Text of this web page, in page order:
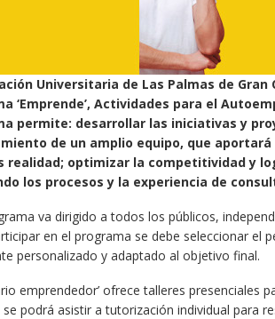
Universitaria de Las Palmas de
‘Emprende’, Actividades para el
permite: desarrollar las iniciativas y
de un amplio equipo, que
realidad; optimizar la competitividad y
los procesos y la experiencia de
va dirigido a todos los públicos,
en el programa se debe seleccionar el
personalizado y adaptado al objetivo final.
emprendedor’ ofrece talleres presenciales
se podrá asistir a tutorización individual para